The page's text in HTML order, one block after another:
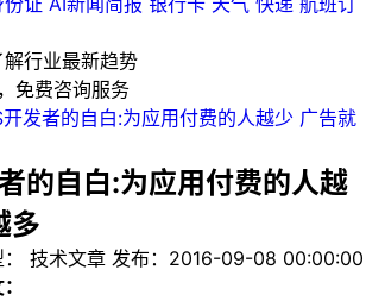
解行业最新趋势
免费咨询服务
发者的自白:为应用付费的人越少 广告就
的自白:为应用付费的人越
多
技术文章 发布： 2016-09-08 00:00:00